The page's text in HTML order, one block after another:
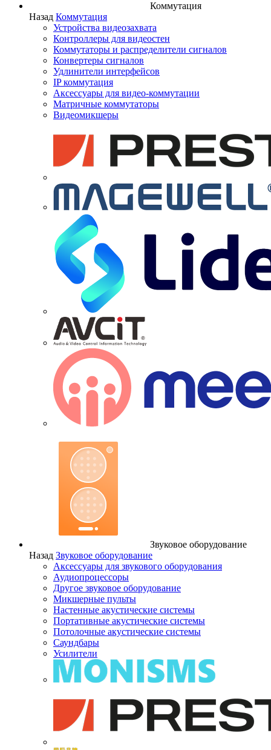
Коммутация
Назад Коммутация
Устройства видеозахвата
Контроллеры для видеостен
Коммутаторы и распределители сигналов
Конвертеры сигналов
Удлинители интерфейсов
IP коммутация
Аксессуары для видео-коммутации
Матричные коммутаторы
Видеомикшеры
Звуковое оборудование
Назад Звуковое оборудование
Аксессуары для звукового оборудования
Аудиопроцессоры
Другое звуковое оборудование
Микшерные пульты
Настенные акустические системы
Портативные акустические системы
Потолочные акустические системы
Саундбары
Усилители